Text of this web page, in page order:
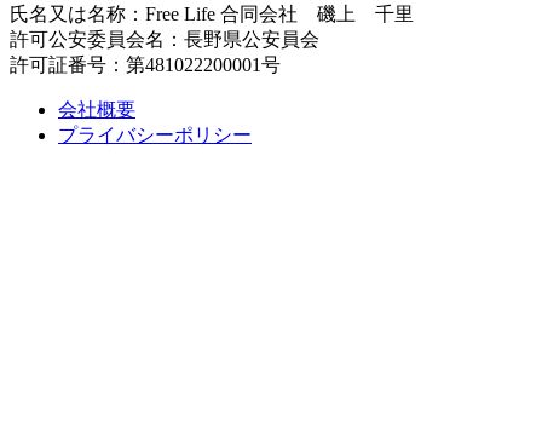
氏名又は名称：Free Life 合同会社 磯上 千里
許可公安委員会名：長野県公安員会
許可証番号：第481022200001号
会社概要
プライバシーポリシー